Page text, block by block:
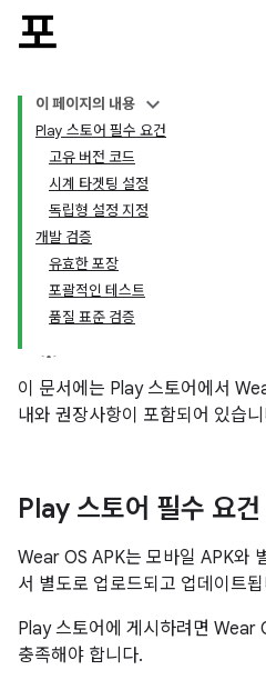
포
이 페이지의 내용
Play 스토어 필수 요건
고유 버전 코드
시계 타겟팅 설정
독립형 설정 지정
개발 검증
유효한 포장
포괄적인 테스트
품질 표준 검증
이 문서에는 Play 스토어에서
내와 권장사항이 포함되어 있습
Play 스토어 필수 요건
Wear OS APK는 모바일 APK와
서 별도로 업로드되고 업데이트
Play 스토어에 게시하려면 Wear
충족해야 합니다.